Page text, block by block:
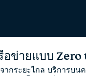
อข่ายแบบ
ากระยะไกล บริการบ